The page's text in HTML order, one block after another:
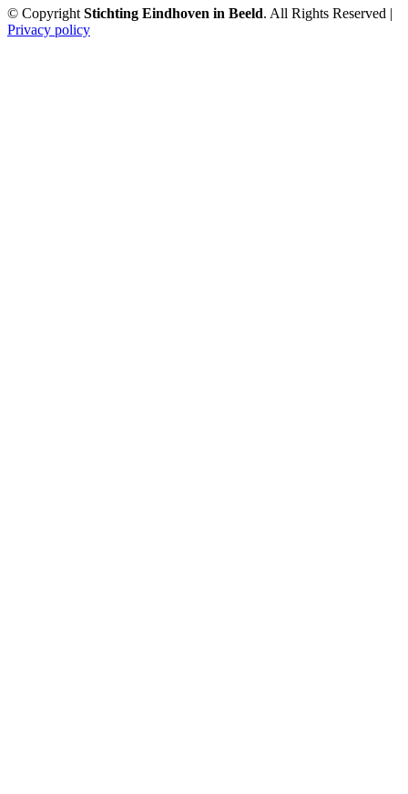
© Copyright Stichting Eindhoven in Beeld. All Rights Reserved |
Privacy policy